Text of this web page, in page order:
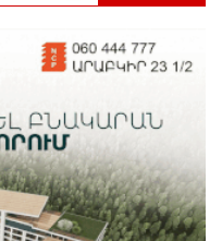
Seaside Startup Summit:
решение
8 дней назад
Rooftop при
9 дней назад
шанс уйти спокойно.